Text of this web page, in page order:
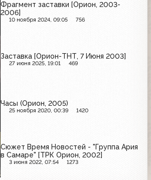
Фрагмент заставки [Орион, 2003-
2006]
10 ноября 2024, 09:05 756
Заставка [Орион-ТНТ, 7 Июня 2003]
27 июня 2025, 19:01 469
Часы (Орион, 2005)
25 ноября 2020, 00:39 1420
Сюжет Время Новостей - "Группа Ария
в Самаре" [ТРК Орион, 2002]
3 июня 2022, 07:54 1273